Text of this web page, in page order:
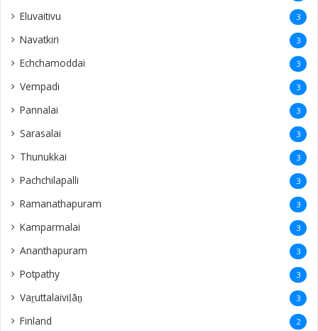
Eluvaitivu 3
Navatkiri 3
Echchamoddai 3
Vempadi 3
Pannalai 3
Sarasalai 3
Thunukkai 3
Pachchilapalli 3
Ramanathapuram 3
Kamparmalai 3
Ananthapuram 3
‎Potpathy 3
Vaṟuttalaiviḷāṉ 3
Finland 2